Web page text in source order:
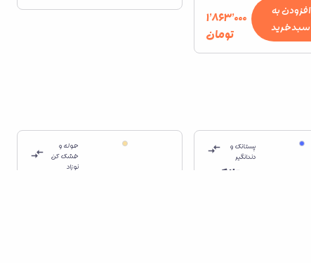
افزودن به
سبدخرید
۱٬۸۶۳٬۰۰۰
تومان
پستانک و
دندانگیر
پستانک
حوله و
خشک کن
نوزاد